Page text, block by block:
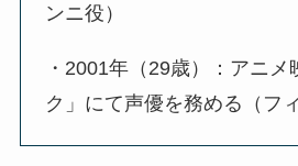
ンニ役）
・2001年（29歳）：アニメ
ク」にて声優を務める（フ